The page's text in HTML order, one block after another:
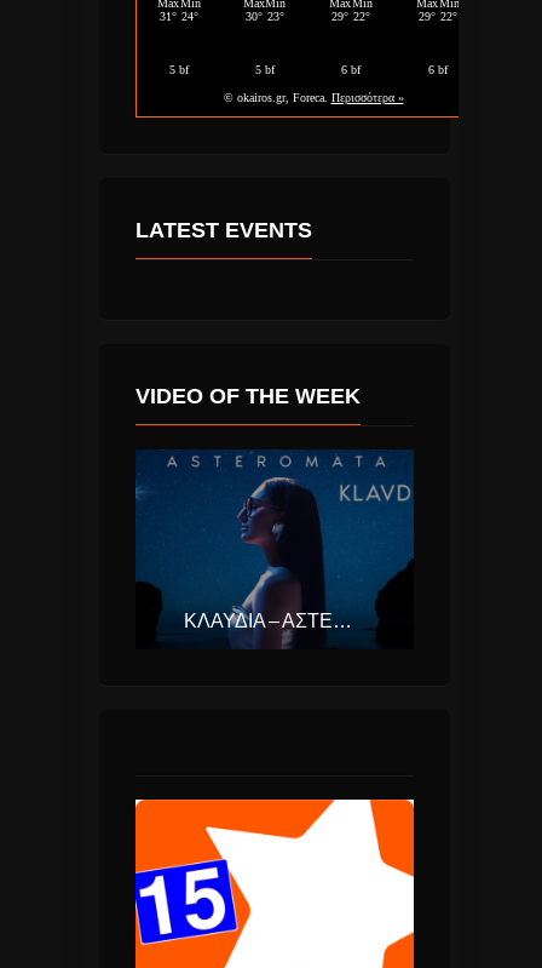
LATEST EVENTS
VIDEO OF THE WEEK
ΚΛΑΥΔΊΑ – ΑΣΤΕΡΟΜΆΤΑ (EUROVISION ΕΛΛΆΔΑ 2025)